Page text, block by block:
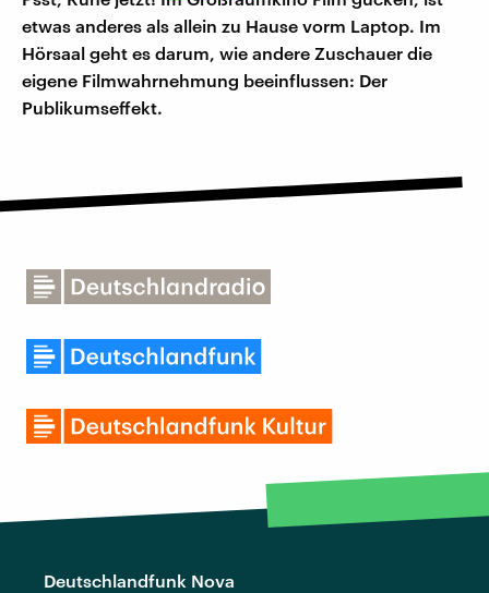
etwas anderes als allein zu Hause vorm Laptop. Im
Hörsaal geht es darum, wie andere Zuschauer die
eigene Filmwahrnehmung beeinflussen: Der
Publikumseffekt.
Deutschlandfunk Nova